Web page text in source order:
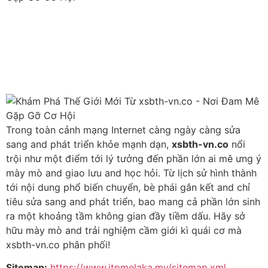
trội như một điểm tới lý tưởng đến phần lớn ai mê ưng ý
mày mò and giao lưu and học hỏi. Từ lịch sử hình thành
tới nội dung phổ biến chuyển, bè phái gắn kết and chỉ
tiêu sửa sang and phát triển, bao mang cả phần lớn sinh
ra một khoảng tầm không gian đầy tiềm dấu. Hãy sở
hữu mày mò and trải nghiệm cầm giới kì quái cơ mà
xsbth-vn.co phân phối!
Sitemap: https://www.itpmelaka.my/sitemap.xml
Inbox tele : @subdomaingov | @Appal2024 |
@fb882024